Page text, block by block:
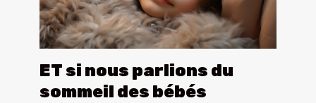
ET si nous parlions du
sommeil des bébés